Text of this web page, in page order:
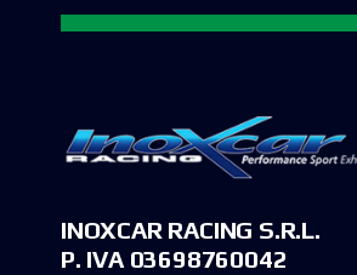
INOXCAR RACING S.R.L.
P. IVA 03698760042